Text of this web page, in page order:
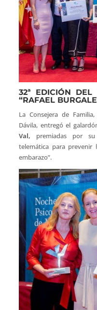
32ª EDICIÓN DEL
“RAFAEL
La Consejera de
Dávila, entregó el
Val, premiadas por su
telemática para
embarazo”.